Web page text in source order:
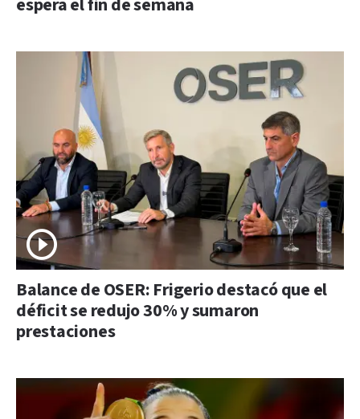
espera el fin de semana
Balance de OSER: Frigerio destacó que el
déficit se redujo 30% y sumaron
prestaciones